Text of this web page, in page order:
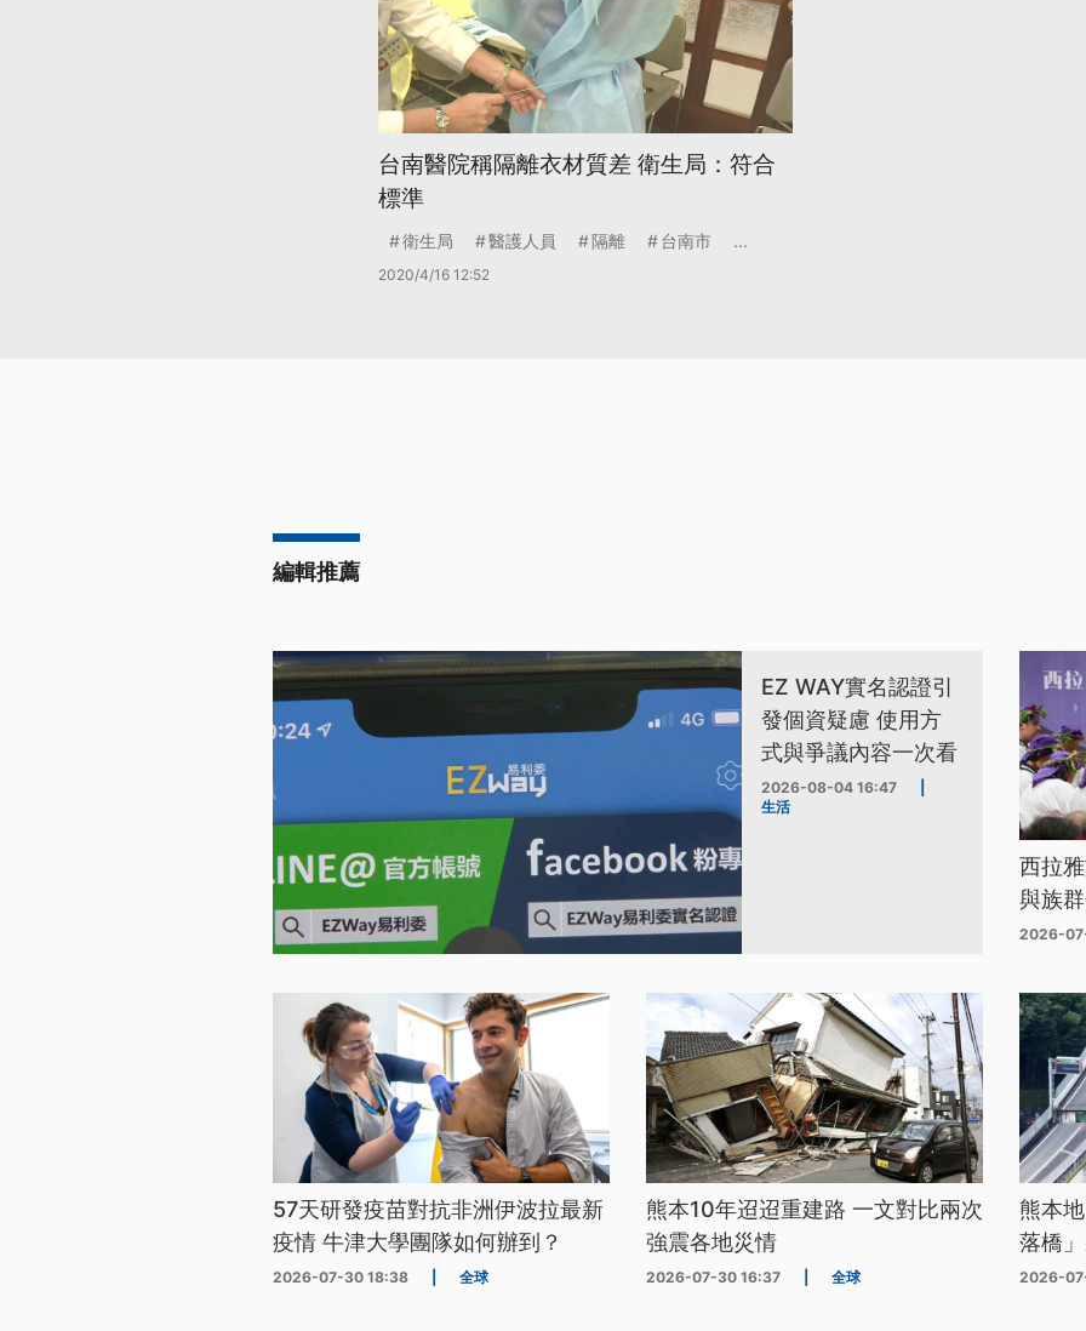
台南醫院稱隔離衣材質差 衛生局：符合
標準
衛生局 醫護人員 隔離 台南市 ...
2020/4/16 12:52
編輯推薦
EZ WAY實名認證引
發個資疑慮 使用方
式與爭議內容一次看
2026-08-04 16:47
生活
西拉
與族
2026-
57天研發疫苗對抗非洲伊波拉最新
疫情 牛津大學團隊如何辦到？
2026-07-30 18:38 全球
熊本10年迢迢重建路 一文對比兩次
強震各地災情
2026-07-30 16:37 全球
熊本
落橋
2026-